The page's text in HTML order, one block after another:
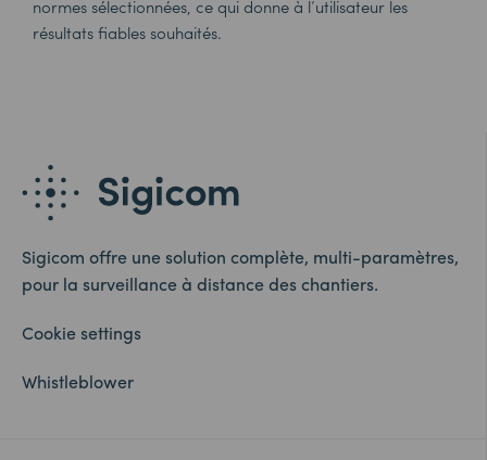
normes sélectionnées, ce qui donne à l’utilisateur les
résultats fiables souhaités.
Sigicom offre une solution complète, multi-paramètres,
pour la surveillance à distance des chantiers.
Cookie settings
Whistleblower